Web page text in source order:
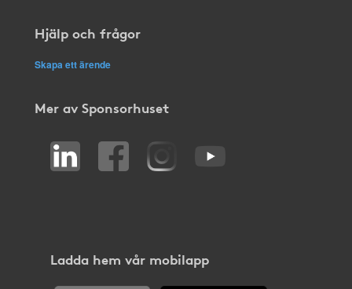
Hjälp och frågor
Skapa ett ärende
Mer av Sponsorhuset
Ladda hem vår mobilapp